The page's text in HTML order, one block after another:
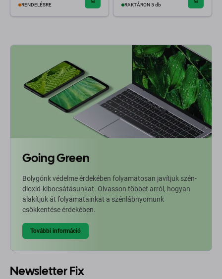
RENDELÉSRE RAKTÁRON 5 db
Going Green
Bolygónk védelme érdekében folyamatosan javítjuk szén-
dioxid-kibocsátásunkat. Olvasson többet arról, hogyan
alakítjuk át folyamatainkat a szénlábnyomunk
csökkentése érdekében.
További információ
Newsletter Fix